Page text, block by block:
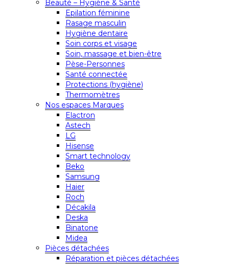
Beauté – Hygiène & Santé
Epilation féminine
Rasage masculin
Hygiène dentaire
Soin corps et visage
Soin, massage et bien-être
Pèse-Personnes
Santé connectée
Protections (hygiène)
Thermomètres
Nos espaces Marques
Elactron
Astech
LG
Hisense
Smart technology
Beko
Samsung
Haier
Roch
Décakila
Deska
Binatone
Midea
Pièces détachées
Réparation et pièces détachées